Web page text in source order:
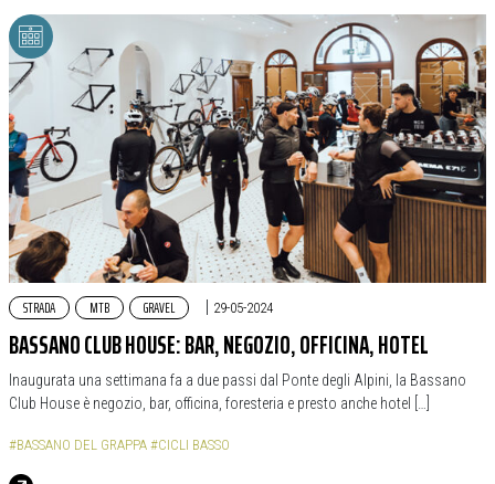
STRADA MTB GRAVEL | 29-05-2024
BASSANO CLUB HOUSE: BAR, NEGOZIO, OFFICINA, HOTEL
Inaugurata una settimana fa a due passi dal Ponte degli Alpini, la Bassano
Club House è negozio, bar, officina, foresteria e presto anche hotel […]
#BASSANO DEL GRAPPA #CICLI BASSO